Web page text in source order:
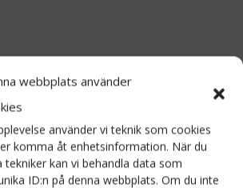
webbplats använder
använder vi teknik som cookies
komma åt enhetsinformation. När du
tekniker kan vi behandla data som
ID:n på denna webbplats. Om du inte
på Hornudden när caféet
är stängt?
HÖST 2021→